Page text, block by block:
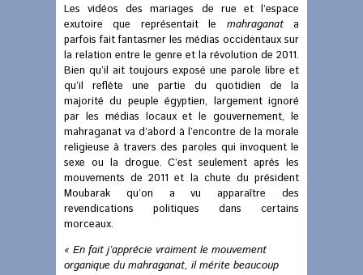
Les vidéos des mariages de rue et l’espace
exutoire que représentait le mahraganata
parfois fait fantasmer les médias occidentaux sur
la relation entre le genre et la révolution de 2011.
Bien qu’il ait toujours exposé une parole libre et
qu’il reflète une partie du quotidien de la
majorité du peuple égyptien, largement ignoré
par les médias locaux et le gouvernement, le
mahraganat va d’abord à l’encontre de la morale
religieuse à travers des paroles qui invoquent le
sexe ou la drogue. C’est seulement après les
mouvements de 2011 et la chute du président
Moubarak qu’on a vu apparaître des
revendications politiques dans certains
morceaux.
« En fait j’apprécie vraiment le mouvement
organique du mahraganat, il mérite beaucoup